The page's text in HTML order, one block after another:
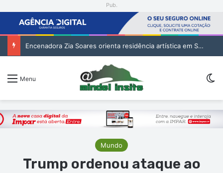
Pub.
1. Cartório Notarial de São Vicente – Habilitação de Herdeiros de Manuel Delgado Évora (1. pub)
Menu
Mundo
Trump ordenou ataque ao